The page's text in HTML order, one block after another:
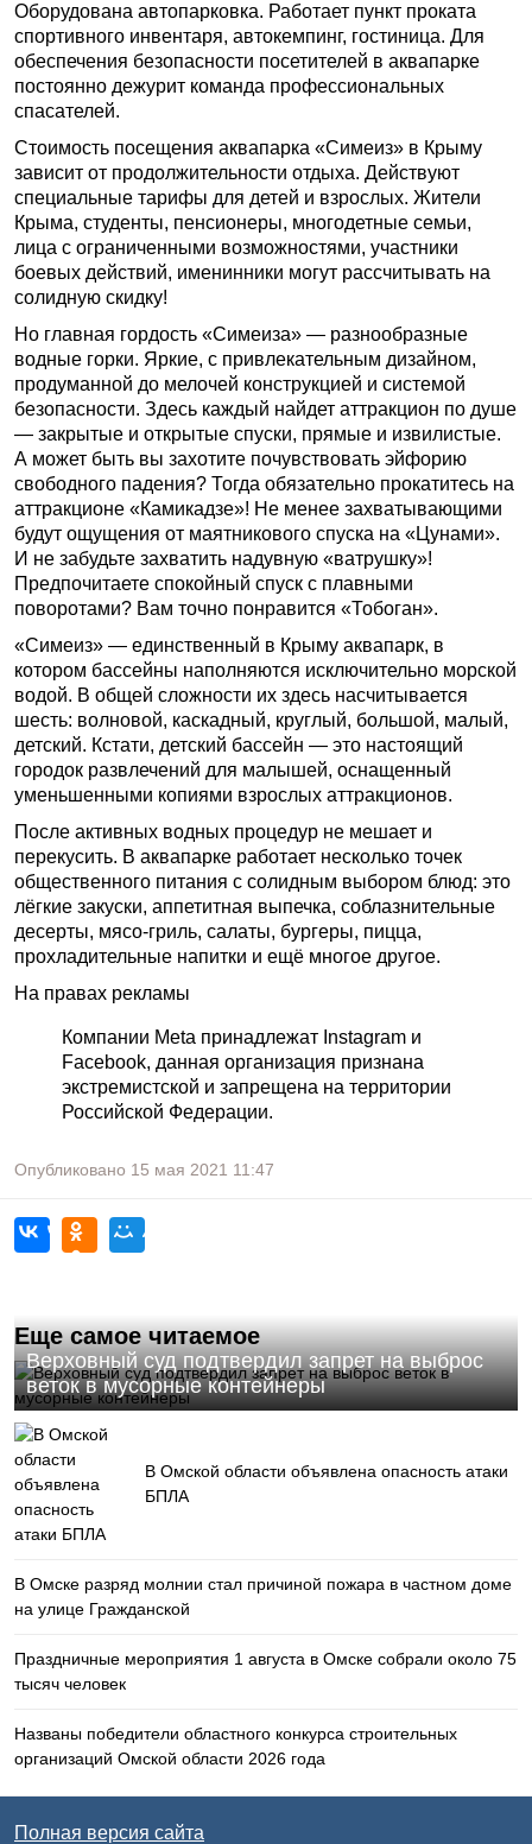
Оборудована автопарковка. Работает пункт проката
спортивного инвентаря, автокемпинг, гостиница. Для
обеспечения безопасности посетителей в аквапарке
постоянно дежурит команда профессиональных
спасателей.
Стоимость посещения аквапарка «Симеиз» в Крыму
зависит от продолжительности отдыха. Действуют
специальные тарифы для детей и взрослых. Жители
Крыма, студенты, пенсионеры, многодетные семьи,
лица с ограниченными возможностями, участники
боевых действий, именинники могут рассчитывать на
солидную скидку!
Но главная гордость «Симеиза» — разнообразные
водные горки. Яркие, с привлекательным дизайном,
продуманной до мелочей конструкцией и системой
безопасности. Здесь каждый найдет аттракцион по душе
— закрытые и открытые спуски, прямые и извилистые.
А может быть вы захотите почувствовать эйфорию
свободного падения? Тогда обязательно прокатитесь на
аттракционе «Камикадзе»! Не менее захватывающими
будут ощущения от маятникового спуска на «Цунами».
И не забудьте захватить надувную «ватрушку»!
Предпочитаете спокойный спуск с плавными
поворотами? Вам точно понравится «Тобоган».
«Симеиз» — единственный в Крыму аквапарк, в
котором бассейны наполняются исключительно морской
водой. В общей сложности их здесь насчитывается
шесть: волновой, каскадный, круглый, большой, малый,
детский. Кстати, детский бассейн — это настоящий
городок развлечений для малышей, оснащенный
уменьшенными копиями взрослых аттракционов.
После активных водных процедур не мешает и
перекусить. В аквапарке работает несколько точек
общественного питания с солидным выбором блюд: это
лёгкие закуски, аппетитная выпечка, соблазнительные
десерты, мясо-гриль, салаты, бургеры, пицца,
прохладительные напитки и ещё многое другое.
На правах рекламы
Компании Meta принадлежат Instagram и
Facebook, данная организация признана
экстремистской и запрещена на территории
Российской Федерации.
Опубликовано 15 мая 2021 11:47
Еще самое читаемое
Верховный суд подтвердил запрет на выброс
веток в мусорные контейнеры
В Омской области объявлена опасность атаки
БПЛА
В Омске разряд молнии стал причиной пожара в частном доме
на улице Гражданской
Праздничные мероприятия 1 августа в Омске собрали около 75
тысяч человек
Названы победители областного конкурса строительных
организаций Омской области 2026 года
Полная версия сайта